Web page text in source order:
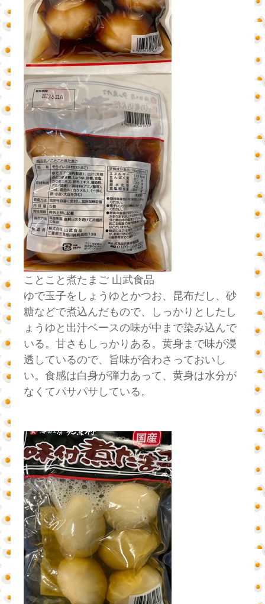
ことこと煮たまご 山武食品
ゆで玉子をしょうゆとかつお、昆布だし、砂
糖などで煮込んだもので、しっかりとしたし
ょうゆと出汁ベースの味が中まで染み込んで
いる。甘さもしっかりある。黄身まで味が浸
透しているので、旨味が合わさっておいし
い。食感は白身が弾力あって、黄身は水分が
なくてパサパサしている。